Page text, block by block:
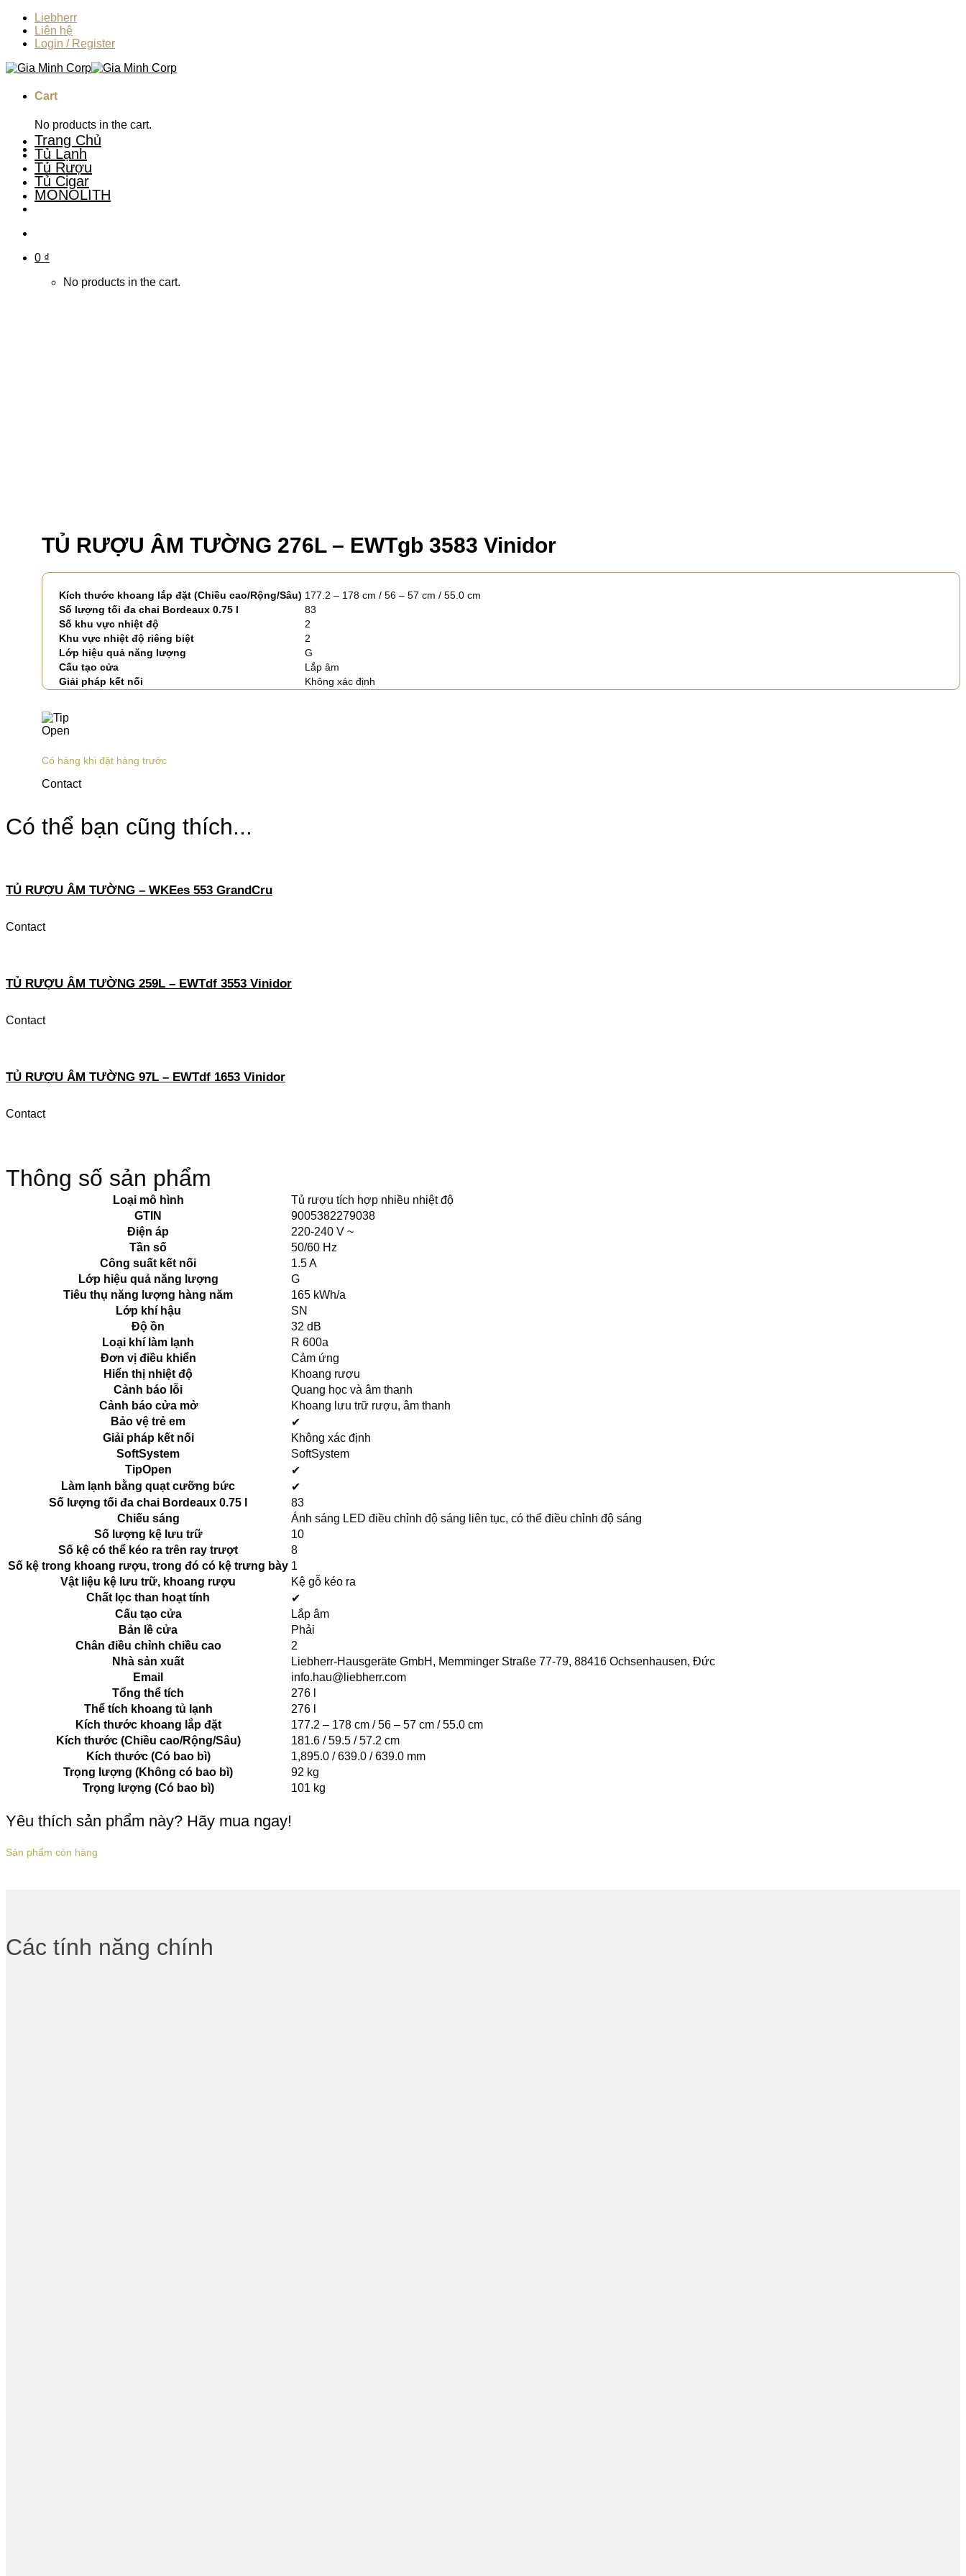
Skip
content
Liebherr
Liên hệ
Login / Register
Cart
No products in the cart.
Trang Chủ
Tủ Lạnh
Tủ Rượu
Tủ Cigar
MONOLITH
0 ₫
No products in the cart.
TỦ RƯỢU ÂM TƯỜNG 276L – EWTgb 3583 Vinidor
Kích thước khoang lắp đặt (Chiều cao/Rộng/Sâu) 177.2 – 178 cm / 56 – 57 cm / 55.0 cm
Số lượng tối đa chai Bordeaux 0.75 l
83
Số khu vực nhiệt độ
2
Khu vực nhiệt độ riêng biệt
2
Lớp hiệu quả năng lượng
G
Cấu tạo cửa
Lắp âm
Giải pháp kết nối
Không xác định
Có hàng khi đặt hàng trước
Contact
Có thể bạn cũng thích...
TỦ RƯỢU ÂM TƯỜNG – WKEes 553 GrandCru
Contact
TỦ RƯỢU ÂM TƯỜNG 259L – EWTdf 3553 Vinidor
Contact
TỦ RƯỢU ÂM TƯỜNG 97L – EWTdf 1653 Vinidor
Contact
Thông số sản phẩm
Loại mô hình
Tủ rượu tích hợp nhiều nhiệt độ
GTIN
9005382279038
Điện áp
220-240 V ~
Tần số
50/60 Hz
Công suất kết nối
1.5 A
Lớp hiệu quả năng lượng
G
Tiêu thụ năng lượng hàng năm
165 kWh/a
Lớp khí hậu
SN
Độ ồn
32 dB
Loại khí làm lạnh
R 600a
Đơn vị điều khiển
Cảm ứng
Hiển thị nhiệt độ
Khoang rượu
Cảnh báo lỗi
Quang học và âm thanh
Cảnh báo cửa mở
Khoang lưu trữ rượu, âm thanh
Bảo vệ trẻ em
✔
Giải pháp kết nối
Không xác định
SoftSystem
SoftSystem
TipOpen
✔
Làm lạnh bằng quạt cưỡng bức
✔
Số lượng tối đa chai Bordeaux 0.75 l
83
Chiếu sáng
Ánh sáng LED điều chỉnh độ sáng liên tục, có thể điều chỉnh độ sáng
Số lượng kệ lưu trữ
10
Số kệ có thể kéo ra trên ray trượt
8
Số kệ trong khoang rượu, trong đó có kệ trưng bày 1
Vật liệu kệ lưu trữ, khoang rượu
Kệ gỗ kéo ra
Chất lọc than hoạt tính
✔
Cấu tạo cửa
Lắp âm
Bản lề cửa
Phải
Chân điều chỉnh chiều cao
2
Nhà sản xuất
Liebherr-Hausgeräte GmbH, Memminger Straße 77-79, 88416 Ochsenhausen, Đức
Email
info.hau@liebherr.com
Tổng thể tích
276 l
Thể tích khoang tủ lạnh
276 l
Kích thước khoang lắp đặt
177.2 – 178 cm / 56 – 57 cm / 55.0 cm
Kích thước (Chiều cao/Rộng/Sâu)
181.6 / 59.5 / 57.2 cm
Kích thước (Có bao bì)
1,895.0 / 639.0 / 639.0 mm
Trọng lượng (Không có bao bì)
92 kg
Trọng lượng (Có bao bì)
101 kg
Yêu thích sản phẩm này? Hãy mua ngay!
Sản phẩm còn hàng
Các tính năng chính